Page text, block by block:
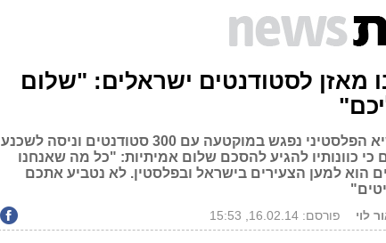
מאזן לסטודנטים ישראלים: "שלום
הנשיא הפלסטיני נפגש במוקטעה עם 300 סטודנטים וניסה לשכנע
כי כוונותיו להגיע להסכם שלום אמיתיות: "כל מה שאנחנו
הוא למען הצעירים בישראל ובפלסטין. לא נטביע אתכם
לוי פורסם: 16.02.14, 15:53